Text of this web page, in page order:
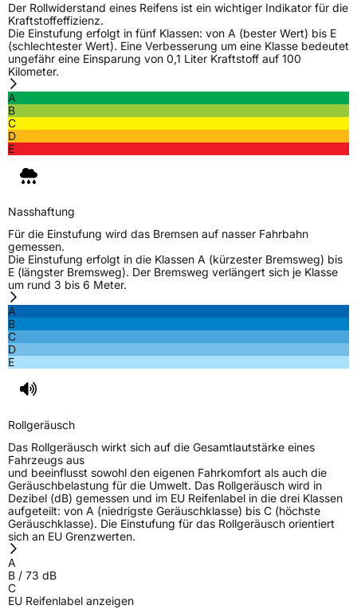
Der Rollwiderstand eines Reifens ist ein wichtiger Indikator für die
Kraftstoffeffizienz.
Die Einstufung erfolgt in fünf Klassen: von A (bester Wert) bis E
(schlechtester Wert). Eine Verbesserung um eine Klasse bedeutet
ungefähr eine Einsparung von 0,1 Liter Kraftstoff auf 100
Kilometer.
A
B
C
D
E
Nasshaftung
Für die Einstufung wird das Bremsen auf nasser Fahrbahn
gemessen.
Die Einstufung erfolgt in die Klassen A (kürzester Bremsweg) bis
E (längster Bremsweg). Der Bremsweg verlängert sich je Klasse
um rund 3 bis 6 Meter.
A
B
C
D
E
Rollgeräusch
Das Rollgeräusch wirkt sich auf die Gesamtlautstärke eines
Fahrzeugs aus
und beeinflusst sowohl den eigenen Fahrkomfort als auch die
Geräuschbelastung für die Umwelt. Das Rollgeräusch wird in
Dezibel (dB) gemessen und im EU Reifenlabel in die drei Klassen
aufgeteilt: von A (niedrigste Geräuschklasse) bis C (höchste
Geräuschklasse). Die Einstufung für das Rollgeräusch orientiert
sich an EU Grenzwerten.
A
B / 73 dB
C
EU Reifenlabel anzeigen